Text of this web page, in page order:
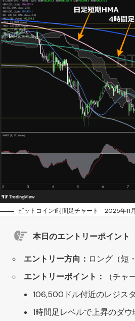
ビットコイン1時間足チャート 2025年11
本日のエントリーポイント
エントリー方向： ロング（短
エントリーポイント：
（チャ
106,500ドル付近のレジス
1時間足レベルで上昇のダ